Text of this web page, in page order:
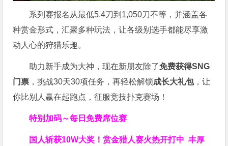
系列赛报名从最低5.4刀到1,050刀不等，并涵盖各
种赏金形式，汇聚多种玩法，让各级别选手都能尽享激
动人心的狩猎乐趣。
助力新手成为大神，现在新朋友除了免费获得SNG
门票 ，挑战30天30项任务，再轻松解锁成长大礼包，让
你比别人赢在起跑点，征服竞技扑克赛场！
特别加码～每日免费席位赛
国人斩获10W大奖！赏金猎人赛火热开打中 丰厚